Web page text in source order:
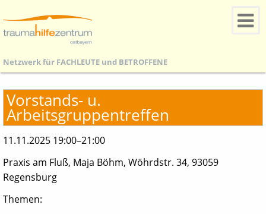
Netzwerk für FACHLEUTE und BETROFFENE
Vorstands- u.
Arbeitsgruppentreffen
11.11.2025 19:00–21:00
Praxis am Fluß, Maja Böhm, Wöhrdstr. 34, 93059
Regensburg
Themen: